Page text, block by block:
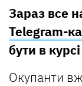
Зараз все
Telegram-
бути в
Окупанти